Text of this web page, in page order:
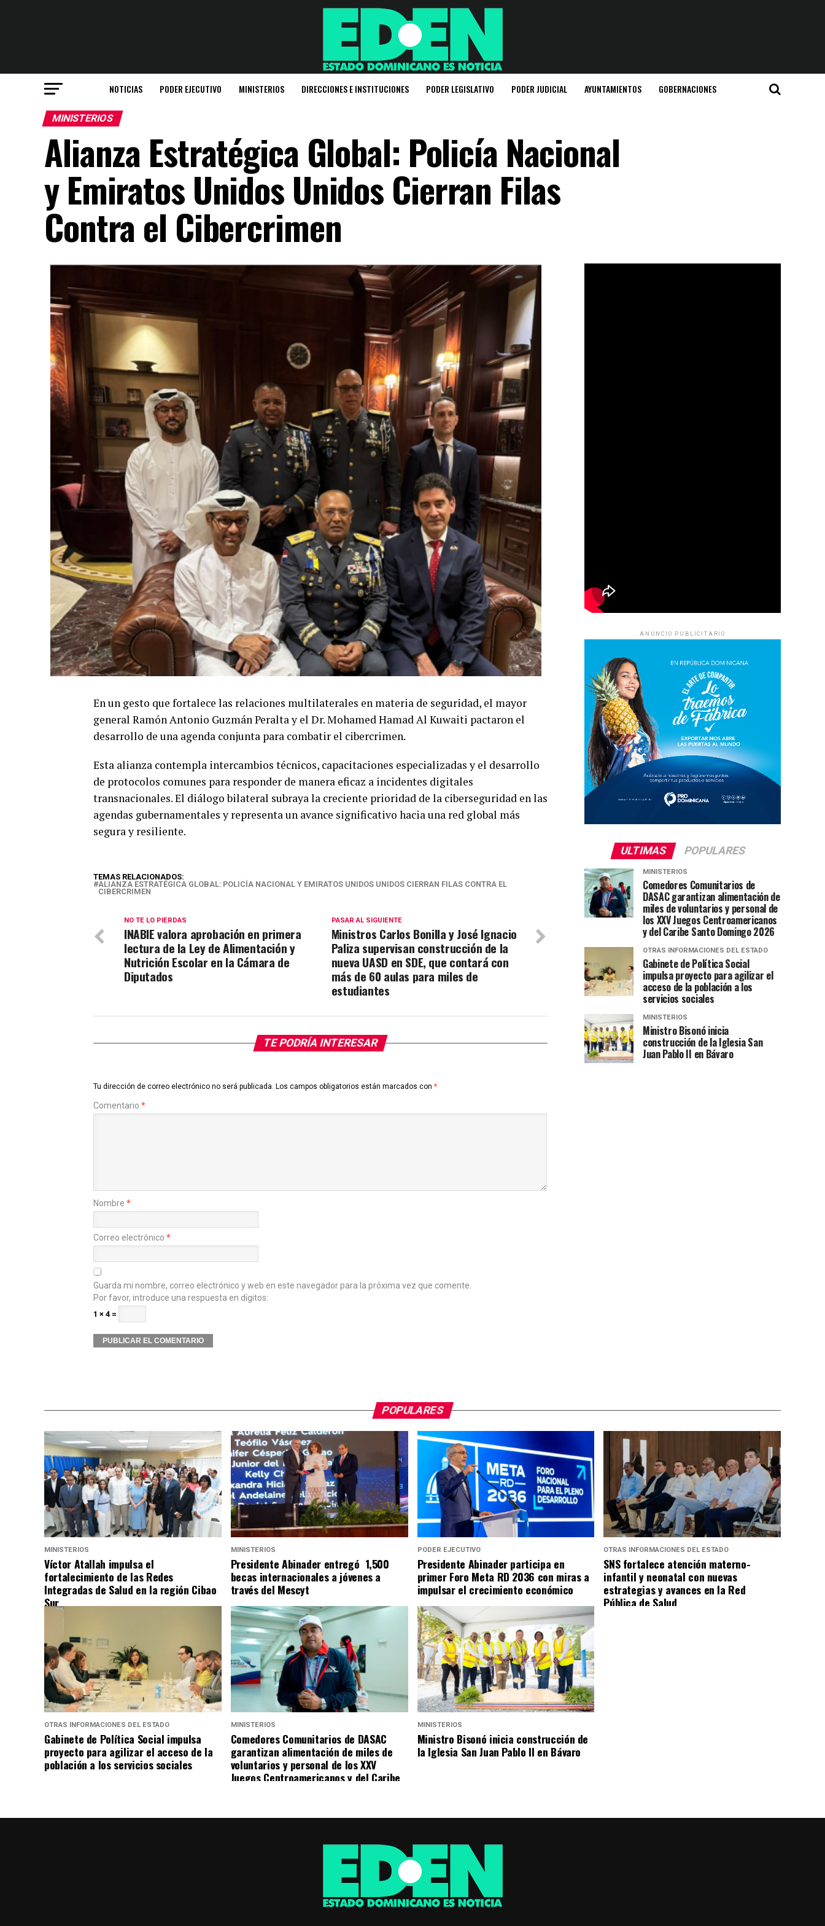
NOTICIAS PODER EJECUTIVO MINISTERIOS DIRECCIONES E INSTITUCIONES PODER LEGISLATIVO PODER JUDICIAL AYUNTAMIENTOS GOBERNACIONES
MINISTERIOS
Alianza Estratégica Global: Policía Nacional
y Emiratos Unidos Unidos Cierran Filas
Contra el Cibercrimen
En un gesto que fortalece las relaciones multilaterales en materia de seguridad, el mayor
general Ramón Antonio Guzmán Peralta y el Dr. Mohamed Hamad Al Kuwaiti pactaron el
desarrollo de una agenda conjunta para combatir el cibercrimen.
Esta alianza contempla intercambios técnicos, capacitaciones especializadas y el desarrollo
de protocolos comunes para responder de manera eficaz a incidentes digitales
transnacionales. El diálogo bilateral subraya la creciente prioridad de la ciberseguridad en las
agendas gubernamentales y representa un avance significativo hacia una red global más
segura y resiliente.
TEMAS RELACIONADOS:
ALIANZA ESTRATÉGICA GLOBAL: POLICÍA NACIONAL Y EMIRATOS UNIDOS UNIDOS CIERRAN FILAS CONTRA EL
CIBERCRIMEN
PASAR AL SIGUIENTE
Ministros Carlos Bonilla y José Ignacio
Paliza supervisan construcción de la
nueva UASD en SDE, que contará con
más de 60 aulas para miles de
estudiantes
NO TE LO PIERDAS
INABIE valora aprobación en primera
lectura de la Ley de Alimentación y
Nutrición Escolar en la Cámara de
Diputados
TE PODRÍA INTERESAR
Tu dirección de correo electrónico no será publicada. Los campos obligatorios están marcados con *
Comentario *
Nombre *
Correo electrónico *
Guarda mi nombre, correo electrónico y web en este navegador para la próxima vez que comente.
Por favor, introduce una respuesta en dígitos:
1 × 4 =
ANUNCIO PUBLICITARIO
ULTIMAS POPULARES
MINISTERIOS
Comedores Comunitarios de
DASAC garantizan alimentación de
miles de voluntarios y personal de
los XXV Juegos Centroamericanos
y del Caribe Santo Domingo 2026
OTRAS INFORMACIONES DEL ESTADO
Gabinete de Política Social
impulsa proyecto para agilizar el
acceso de la población a los
servicios sociales
MINISTERIOS
Ministro Bisonó inicia
construcción de la Iglesia San
Juan Pablo II en Bávaro
POPULARES
MINISTERIOS
Víctor Atallah impulsa el
fortalecimiento de las Redes
Integradas de Salud en la región Cibao
Sur
MINISTERIOS
Presidente Abinader entregó 1,500
becas internacionales a jóvenes a
través del Mescyt
PODER EJECUTIVO
Presidente Abinader participa en
primer Foro Meta RD 2036 con miras a
impulsar el crecimiento económico
OTRAS INFORMACIONES DEL ESTADO
SNS fortalece atención materno-
infantil y neonatal con nuevas
estrategias y avances en la Red
Pública de Salud
OTRAS INFORMACIONES DEL ESTADO
Gabinete de Política Social impulsa
proyecto para agilizar el acceso de la
población a los servicios sociales
MINISTERIOS
Comedores Comunitarios de DASAC
garantizan alimentación de miles de
voluntarios y personal de los XXV
Juegos Centroamericanos y del Caribe
MINISTERIOS
Ministro Bisonó inicia construcción de
la Iglesia San Juan Pablo II en Bávaro